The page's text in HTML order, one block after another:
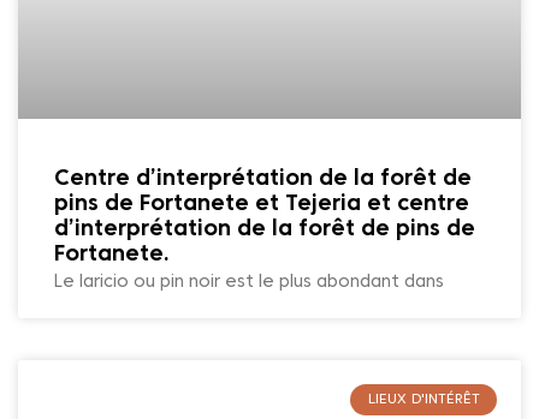
Centre d’interprétation de la forêt de
pins de Fortanete et Tejeria et centre
d’interprétation de la forêt de pins de
Fortanete.
Le laricio ou pin noir est le plus abondant dans
LIEUX D'INTÉRÊT